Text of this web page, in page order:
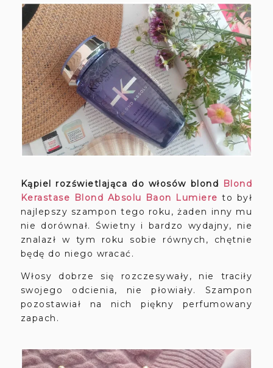
Kąpiel rozświetlająca do włosów blond Blond
Kerastase Blond Absolu Baon Lumiere to był
najlepszy szampon tego roku, żaden inny mu
nie dorównał. Świetny i bardzo wydajny, nie
znalazł w tym roku sobie równych, chętnie
będę do niego wracać.
Włosy dobrze się rozczesywały, nie traciły
swojego odcienia, nie płowiały. Szampon
pozostawiał na nich piękny perfumowany
zapach.